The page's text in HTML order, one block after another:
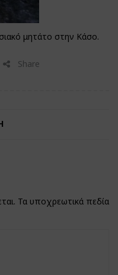
μητάτο στην Κάσο.
Share
Τα υποχρεωτικά πεδία